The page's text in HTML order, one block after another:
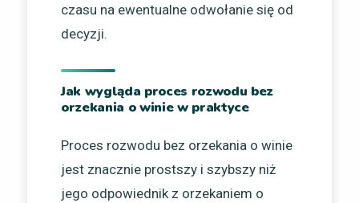
czasu na ewentualne odwołanie się od
decyzji.
Jak wygląda proces rozwodu bez
orzekania o winie w praktyce
Proces rozwodu bez orzekania o winie
jest znacznie prostszy i szybszy niż
jego odpowiednik z orzekaniem o